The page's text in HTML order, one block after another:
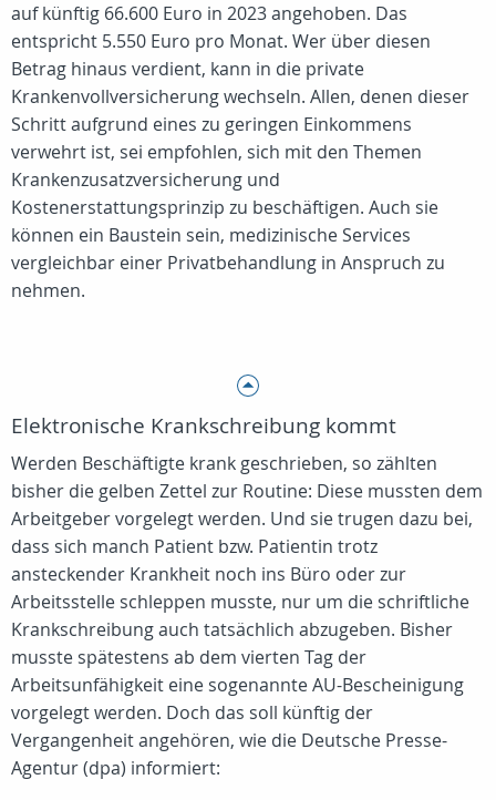
auf künftig 66.600 Euro in 2023 angehoben. Das
entspricht 5.550 Euro pro Monat. Wer über diesen
Betrag hinaus verdient, kann in die private
Krankenvollversicherung wechseln. Allen, denen dieser
Schritt aufgrund eines zu geringen Einkommens
verwehrt ist, sei empfohlen, sich mit den Themen
Krankenzusatzversicherung und
Kostenerstattungsprinzip zu beschäftigen. Auch sie
können ein Baustein sein, medizinische Services
vergleichbar einer Privatbehandlung in Anspruch zu
nehmen.
Elektronische Krankschreibung kommt
Werden Beschäftigte krank geschrieben, so zählten
bisher die gelben Zettel zur Routine: Diese mussten dem
Arbeitgeber vorgelegt werden. Und sie trugen dazu bei,
dass sich manch Patient bzw. Patientin trotz
ansteckender Krankheit noch ins Büro oder zur
Arbeitsstelle schleppen musste, nur um die schriftliche
Krankschreibung auch tatsächlich abzugeben. Bisher
musste spätestens ab dem vierten Tag der
Arbeitsunfähigkeit eine sogenannte AU-Bescheinigung
vorgelegt werden. Doch das soll künftig der
Vergangenheit angehören, wie die Deutsche Presse-
Agentur (dpa) informiert: